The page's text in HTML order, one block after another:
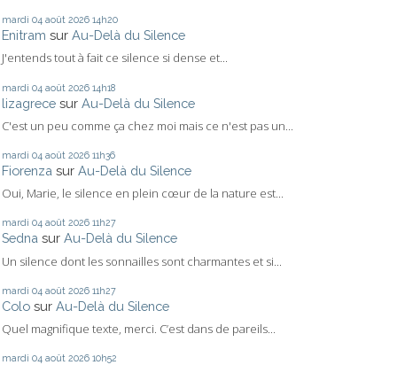
mardi 04 août 2026 14h20
Enitram sur Au-Delà du Silence
J'entends tout à fait ce silence si dense et...
mardi 04 août 2026 14h18
lizagrece sur Au-Delà du Silence
C'est un peu comme ça chez moi mais ce n'est pas un...
mardi 04 août 2026 11h36
Fiorenza sur Au-Delà du Silence
Oui, Marie, le silence en plein cœur de la nature est...
mardi 04 août 2026 11h27
Sedna sur Au-Delà du Silence
Un silence dont les sonnailles sont charmantes et si...
mardi 04 août 2026 11h27
Colo sur Au-Delà du Silence
Quel magnifique texte, merci. C’est dans de pareils...
mardi 04 août 2026 10h52